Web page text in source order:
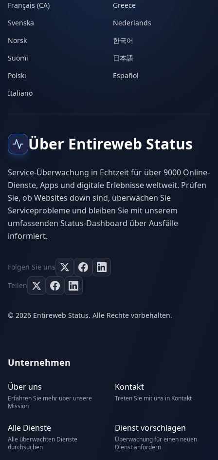
Français (CA)
Greece
Svenska
Nederlands
Norsk
한국어
Suomi
日本語
Polski
Español
Italiano
Über Entireweb Status
Service-Überwachung in Echtzeit für über 9000 Online-
Dienste, Apps und digitale Erlebnisse weltweit. Prüfen
Sie, ob Websites down sind, überwachen Sie
Serviceprobleme und bleiben Sie mit unserem
umfassenden Status-Dashboard über Ausfälle
informiert.
Folgen Sie uns
Teilen
© 2026 Entireweb Status. Alle Rechte vorbehalten.
Unternehmen
Über uns
Erfahren Sie mehr über unsere
Mission
Kontakt
Treten Sie mit uns in Kontakt
Alle Dienste
Alle überwachten Dienste
durchsuchen
Dienst vorschlagen
Überwachung für einen neuen
Dienst anfordern